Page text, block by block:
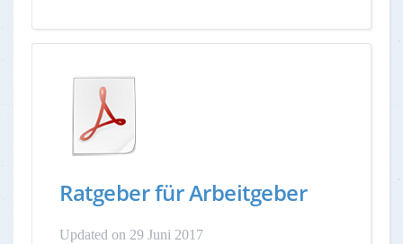
Ratgeber für Arbeitgeber
Updated on 29 Juni 2017